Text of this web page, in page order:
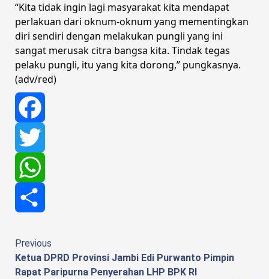
“Kita tidak ingin lagi masyarakat kita mendapat
perlakuan dari oknum-oknum yang mementingkan
diri sendiri dengan melakukan pungli yang ini
sangat merusak citra bangsa kita. Tindak tegas
pelaku pungli, itu yang kita dorong,” pungkasnya.
(adv/red)
Facebook
Twitter
WhatsApp
Continue
Reading
Previous
Ketua DPRD Provinsi Jambi Edi Purwanto Pimpin
Rapat Paripurna Penyerahan LHP BPK RI